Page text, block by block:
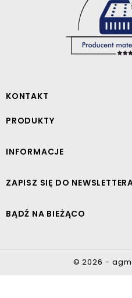
KONTAKT
PRODUKTY
INFORMACJE
ZAPISZ SIĘ DO
BĄDŹ NA BIEŻĄCO
© 2026 -